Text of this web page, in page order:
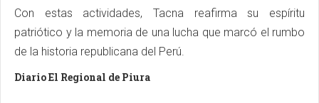
Con estas actividades, Tacna reafirma su espíritu
patriótico y la memoria de una lucha que marcó el rumbo
de la historia republicana del Perú.
Diario El Regional de Piura